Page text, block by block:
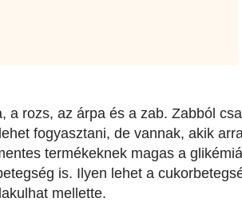
a rozs, az árpa és a zab. Zabból
fogyasztani, de vannak, akik
termékeknek magas a
is. Ilyen lehet a
mellette.